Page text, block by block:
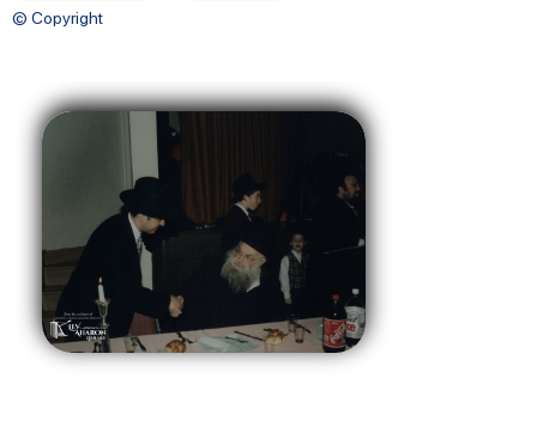
© Copyright